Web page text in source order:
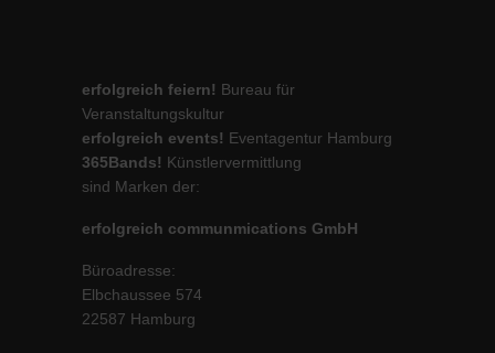
erfolgreich feiern! Bureau für
Veranstaltungskultur
erfolgreich events! Eventagentur Hamburg
365Bands! Künstlervermittlung
sind Marken der:
erfolgreich communmications GmbH
Büroadresse:
Elbchaussee 574
22587 Hamburg